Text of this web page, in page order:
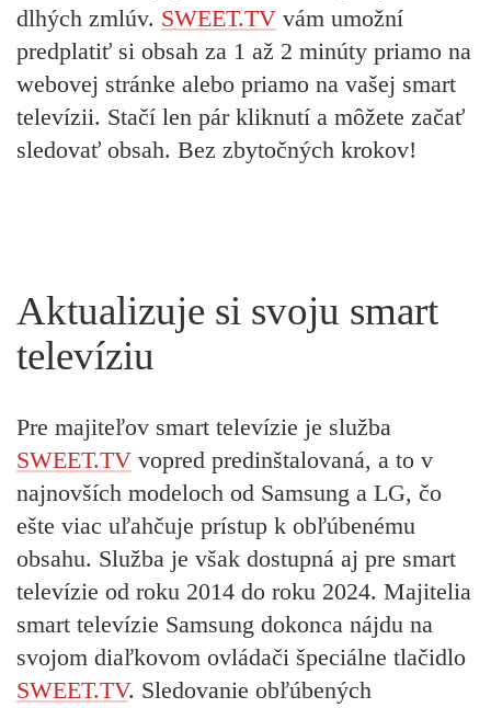
dlhých zmlúv. SWEET.TV vám umožní
predplatiť si obsah za 1 až 2 minúty priamo na
webovej stránke alebo priamo na vašej smart
televízii. Stačí len pár kliknutí a môžete začať
sledovať obsah. Bez zbytočných krokov!
Aktualizuje si svoju smart
televíziu
Pre majiteľov smart televízie je služba
SWEET.TV vopred predinštalovaná, a to v
najnovších modeloch od Samsung a LG, čo
ešte viac uľahčuje prístup k obľúbenému
obsahu. Služba je však dostupná aj pre smart
televízie od roku 2014 do roku 2024. Majitelia
smart televízie Samsung dokonca nájdu na
svojom diaľkovom ovládači špeciálne tlačidlo
SWEET.TV. Sledovanie obľúbených